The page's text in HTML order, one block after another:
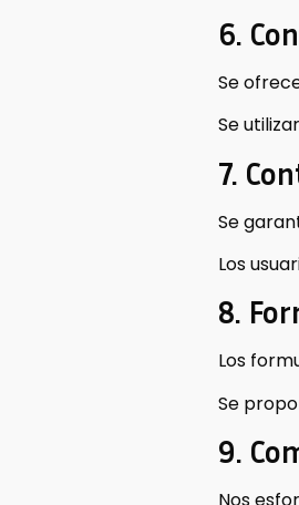
6.
Se
Se
7.
Se
Los
8.
Los
Se
9.